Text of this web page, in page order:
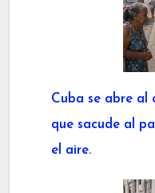
Cuba se abre al
que sacude al
el aire.